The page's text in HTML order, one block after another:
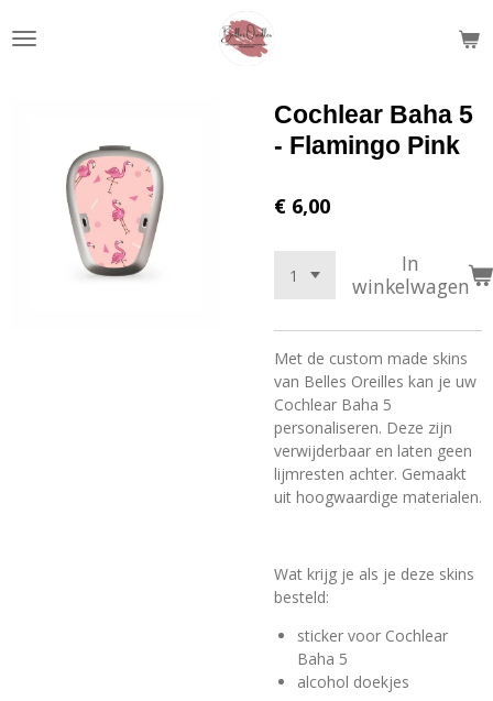
direct
Cochlear Baha 5
- Flamingo Pink
€ 6,00
In
winkelwagen
Met de custom made skins
van Belles Oreilles kan je uw
Cochlear Baha 5
personaliseren. Deze zijn
verwijderbaar en laten geen
lijmresten achter. Gemaakt
uit hoogwaardige materialen.
Wat krijg je als je deze skins
besteld:
sticker voor Cochlear
Baha 5
alcohol doekjes